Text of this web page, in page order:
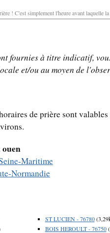
! C'est simplement l'heure avant laquelle
fournies à titre indicatif,
et/ou au moyen de
de prière sont
Maritime
Normandie
ST LUCIEN - 76780
BOIS HEROULT - 76750